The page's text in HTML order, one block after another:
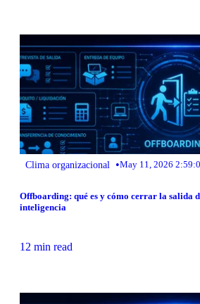
Clima organizacional •May 11, 2026
Offboarding: qué es y cómo cerrar la salida
inteligencia
12 min read